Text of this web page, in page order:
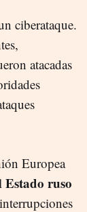
ciberataque.
atacadas
Europea
Estado ruso